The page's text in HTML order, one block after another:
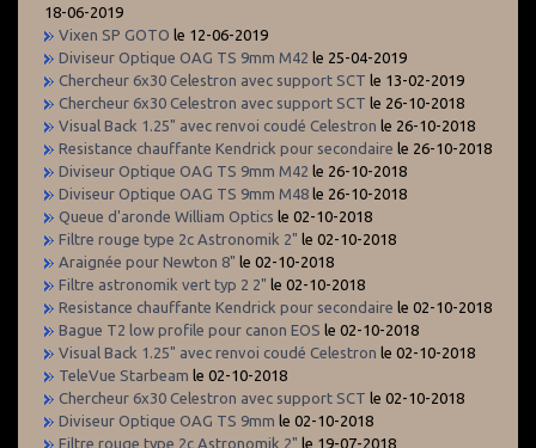
18-06-2019
Vixen SP GOTO le 12-06-2019
Diviseur Optique OAG TS 9mm M42 le 25-04-2019
Chercheur 6x30 Celestron avec support SCT le 13-02-2019
Chercheur 6x30 Celestron avec support SCT le 26-10-2018
Visual Back 1.25" avec renvoi coudé Celestron le 26-10-2018
Resistance chauffante Kendrick pour secondaire le 26-10-2018
Diviseur Optique OAG TS 9mm M42 le 26-10-2018
Diviseur Optique OAG TS 9mm M48 le 26-10-2018
Queue d'aronde William Optics le 02-10-2018
Filtre rouge type 2c Astronomik 2" le 02-10-2018
Araignée pour Newton 8" le 02-10-2018
Filtre astronomik vert typ 2 2" le 02-10-2018
Resistance chauffante Kendrick pour secondaire le 02-10-2018
Bague T2 low profile pour canon EOS le 02-10-2018
Visual Back 1.25" avec renvoi coudé Celestron le 02-10-2018
TeleVue Starbeam le 02-10-2018
Chercheur 6x30 Celestron avec support SCT le 02-10-2018
Diviseur Optique OAG TS 9mm le 02-10-2018
Filtre rouge type 2c Astronomik 2" le 19-07-2018